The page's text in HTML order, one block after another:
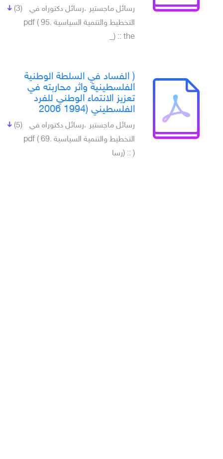
(3)
رسائل ماجستير ،رسائل دكتوراه في
التخطيط والتنمية السياسية .pdf ( 95
) :: the_
( الفساد في السلطة الوطنية
الفلسطينية واثر محاربته في
تعزيز الانتماء الوطني للفرد
الفلسطيني (1994 2006
(5)
رسائل ماجستير ،رسائل دكتوراه في
التخطيط والتنمية السياسية .pdf ( 69
) :: (رسا